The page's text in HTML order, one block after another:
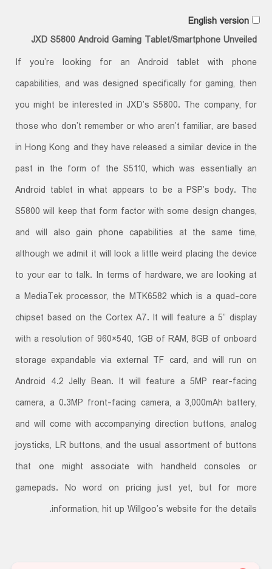
English version
JXD S5800 Android Gaming Tablet/Smartphone Unveiled
If you’re looking for an Android tablet with phone
capabilities, and was designed specifically for gaming, then
you might be interested in JXD’s S5800. The company, for
those who don’t remember or who aren’t familiar, are based
in Hong Kong and they have released a similar device in the
past in the form of the S5110, which was essentially an
Android tablet in what appears to be a PSP’s body. The
S5800 will keep that form factor with some design changes,
and will also gain phone capabilities at the same time,
although we admit it will look a little weird placing the device
to your ear to talk. In terms of hardware, we are looking at
a MediaTek processor, the MTK6582 which is a quad-core
chipset based on the Cortex A7. It will feature a 5” display
with a resolution of 960×540, 1GB of RAM, 8GB of onboard
storage expandable via external TF card, and will run on
Android 4.2 Jelly Bean. It will feature a 5MP rear-facing
camera, a 0.3MP front-facing camera, a 3,000mAh battery,
and will come with accompanying direction buttons, analog
joysticks, LR buttons, and the usual assortment of buttons
that one might associate with handheld consoles or
gamepads. No word on pricing just yet, but for more
information, hit up Willgoo’s website for the details.